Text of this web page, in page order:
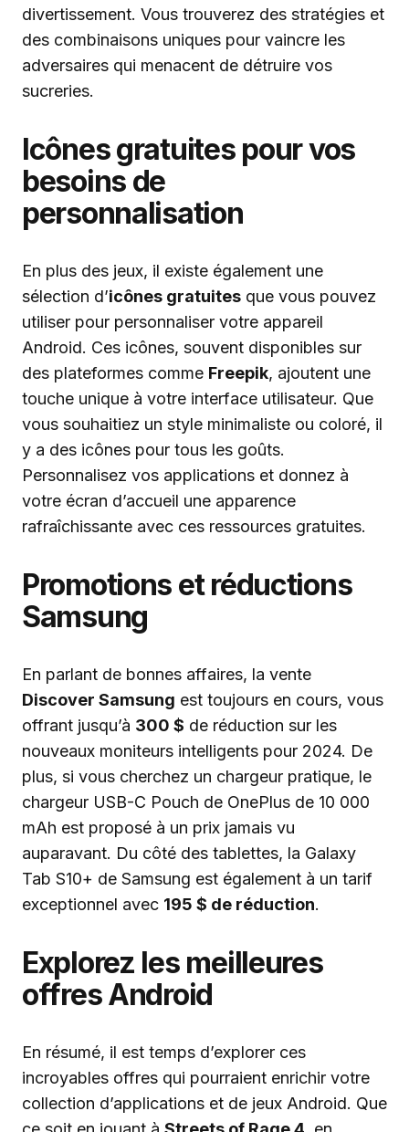
divertissement. Vous trouverez des stratégies et
des combinaisons uniques pour vaincre les
adversaires qui menacent de détruire vos
sucreries.
Icônes gratuites pour vos
besoins de
personnalisation
En plus des jeux, il existe également une
sélection d’icônes gratuites que vous pouvez
utiliser pour personnaliser votre appareil
Android. Ces icônes, souvent disponibles sur
des plateformes comme Freepik, ajoutent une
touche unique à votre interface utilisateur. Que
vous souhaitiez un style minimaliste ou coloré, il
y a des icônes pour tous les goûts.
Personnalisez vos applications et donnez à
votre écran d’accueil une apparence
rafraîchissante avec ces ressources gratuites.
Promotions et réductions
Samsung
En parlant de bonnes affaires, la vente
Discover Samsung est toujours en cours, vous
offrant jusqu’à 300 $ de réduction sur les
nouveaux moniteurs intelligents pour 2024. De
plus, si vous cherchez un chargeur pratique, le
chargeur USB-C Pouch de OnePlus de 10 000
mAh est proposé à un prix jamais vu
auparavant. Du côté des tablettes, la Galaxy
Tab S10+ de Samsung est également à un tarif
exceptionnel avec 195 $ de réduction.
Explorez les meilleures
offres Android
En résumé, il est temps d’explorer ces
incroyables offres qui pourraient enrichir votre
collection d’applications et de jeux Android. Que